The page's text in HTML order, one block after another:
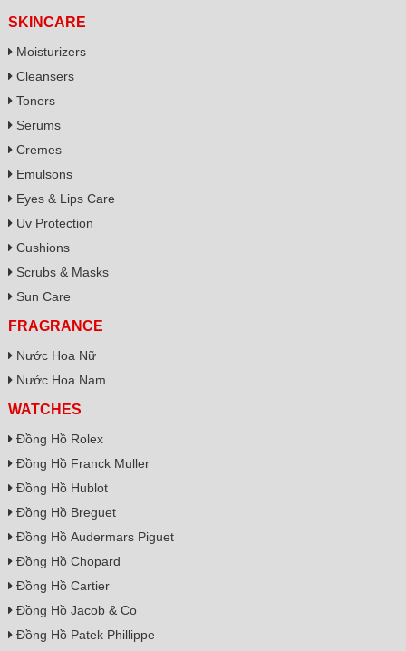
SKINCARE
Moisturizers
Cleansers
Toners
Serums
Cremes
Emulsons
Eyes & Lips Care
Uv Protection
Cushions
Scrubs & Masks
Sun Care
FRAGRANCE
Nước Hoa Nữ
Nước Hoa Nam
WATCHES
Đồng Hồ Rolex
Đồng Hồ Franck Muller
Đồng Hồ Hublot
Đồng Hồ Breguet
Đồng Hồ Audermars Piguet
Đồng Hồ Chopard
Đồng Hồ Cartier
Đồng Hồ Jacob & Co
Đồng Hồ Patek Phillippe